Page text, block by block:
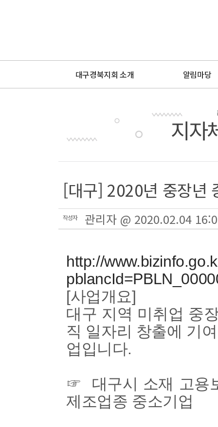
대구경북지회 소개 알림마당
지자
[대구] 2020년 중장년
작성자 관리자 @ 2020.02.04
http://
[사업개요]
대구 지역 미취업 중
직 일자리 창출에 기
업입니다.
☞ 대구시 소재 고용
제조업종 중소기업